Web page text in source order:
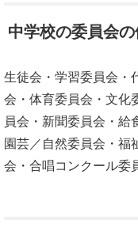
中学校の委員会の
生徒会・学習委員会・
会・体育委員会・文化
員会・新聞委員会・給
園芸／自然委員会・福
会・合唱コンクール委